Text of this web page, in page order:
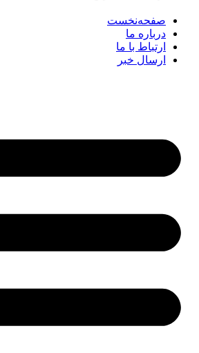
صفحه‌نخست
درباره ما
ارتباط با ما
ارسال خبر